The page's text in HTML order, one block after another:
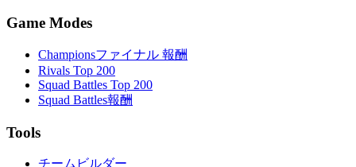
Game Modes
Championsファイナル 報酬
Rivals Top 200
Squad Battles Top 200
Squad Battles報酬
Tools
チームビルダー